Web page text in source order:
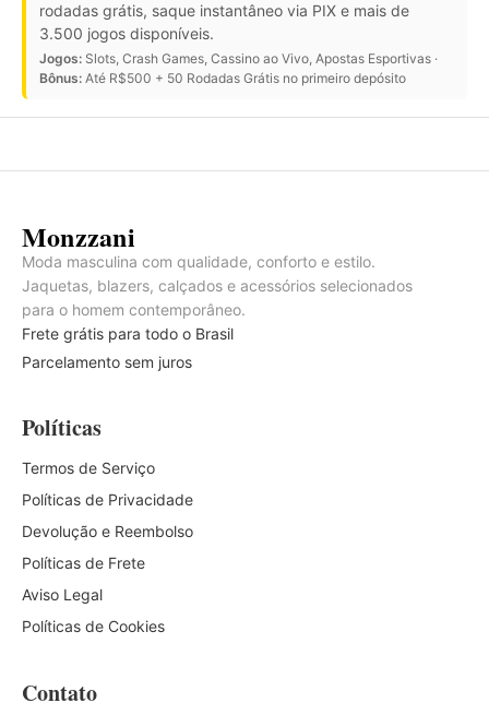
rodadas grátis, saque instantâneo via PIX e mais de
3.500 jogos disponíveis.
Jogos: Slots, Crash Games, Cassino ao Vivo, Apostas Esportivas ·
Bônus: Até R$500 + 50 Rodadas Grátis no primeiro depósito
Monzzani
Moda masculina com qualidade, conforto e estilo.
Jaquetas, blazers, calçados e acessórios selecionados
para o homem contemporâneo.
Frete grátis para todo o Brasil
Parcelamento sem juros
Políticas
Termos de Serviço
Políticas de Privacidade
Devolução e Reembolso
Políticas de Frete
Aviso Legal
Políticas de Cookies
Contato